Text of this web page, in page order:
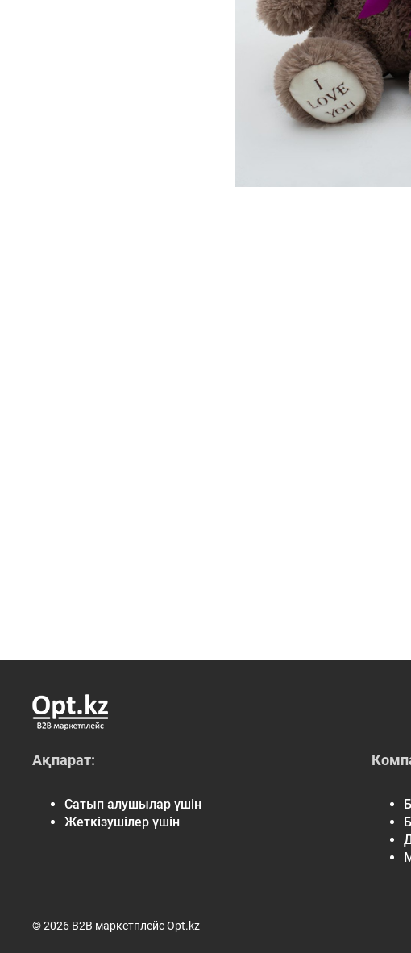
Ақпарат:
Сатып алушылар үшін
Жеткізушілер үшін
© 2026 B2B маркетплейс Opt.kz